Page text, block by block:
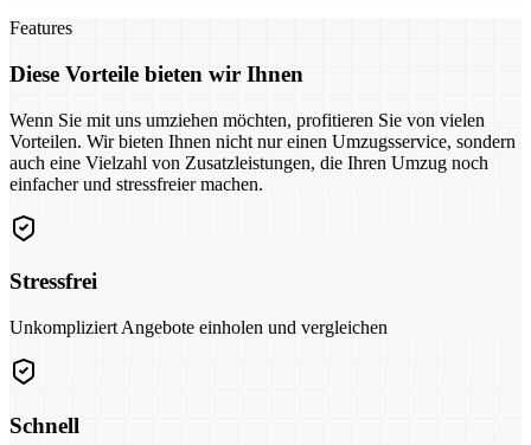
Features
Diese Vorteile bieten wir Ihnen
Wenn Sie mit uns umziehen möchten, profitieren Sie von vielen
Vorteilen. Wir bieten Ihnen nicht nur einen Umzugsservice, sondern
auch eine Vielzahl von Zusatzleistungen, die Ihren Umzug noch
einfacher und stressfreier machen.
Stressfrei
Unkompliziert Angebote einholen und vergleichen
Schnell